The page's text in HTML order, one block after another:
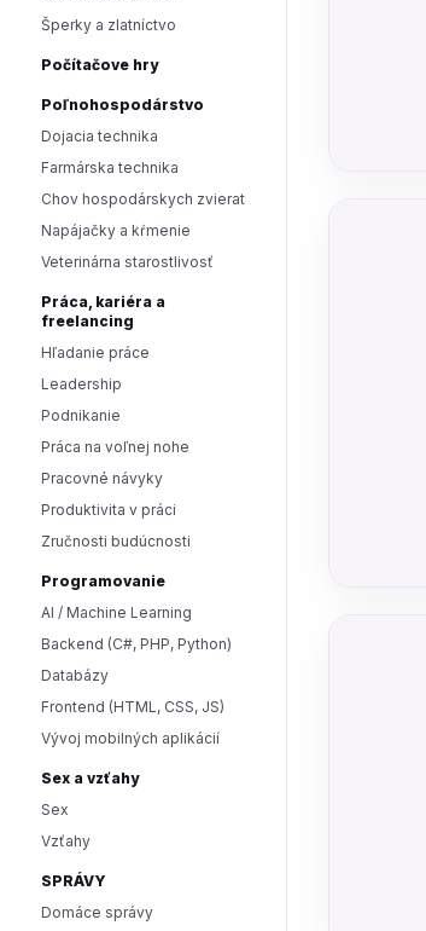
Šperky a zlatníctvo
Počítačove hry
Poľnohospodárstvo
Dojacia technika
Farmárska technika
Chov hospodárskych zvierat
Napájačky a kŕmenie
Veterinárna starostlivosť
Práca, kariéra a
freelancing
Hľadanie práce
Leadership
Podnikanie
Práca na voľnej nohe
Pracovné návyky
Produktivita v práci
Zručnosti budúcnosti
Programovanie
AI / Machine Learning
Backend (C#, PHP, Python)
Databázy
Frontend (HTML, CSS, JS)
Vývoj mobilných aplikácií
Sex a vzťahy
Sex
Vzťahy
SPRÁVY
Domáce správy